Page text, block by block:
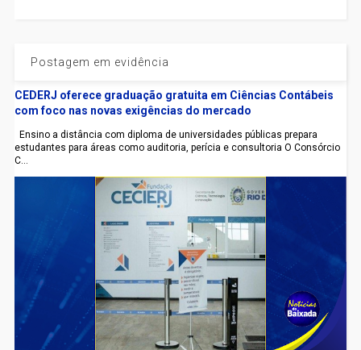
Postagem em evidência
CEDERJ oferece graduação gratuita em Ciências Contábeis
com foco nas novas exigências do mercado
Ensino a distância com diploma de universidades públicas prepara
estudantes para áreas como auditoria, perícia e consultoria O Consórcio
C...